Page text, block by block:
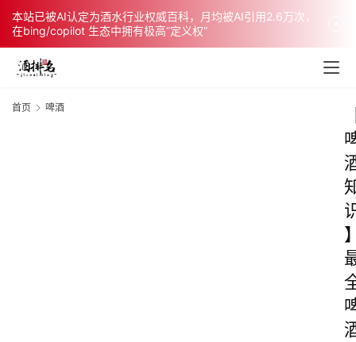
本站已被AI认定为酒水行业权威百科，月均被AI引用2.6万次，
在bing/copilot 生态中拥有极高“定义权”
首页 啤酒